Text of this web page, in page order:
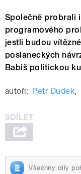
Společně probrali
programového
jestli budou
poslaneckých
Babiš politickou
autoři: Petr Dudek,
Všechny díly